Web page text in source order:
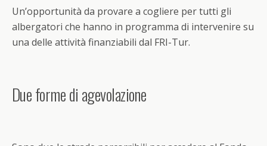
Un’opportunità da provare a cogliere per tutti gli
albergatori che hanno in programma di intervenire su
una delle attività finanziabili dal FRI-Tur.
Due forme di agevolazione